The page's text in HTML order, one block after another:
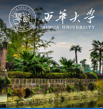
学校概况